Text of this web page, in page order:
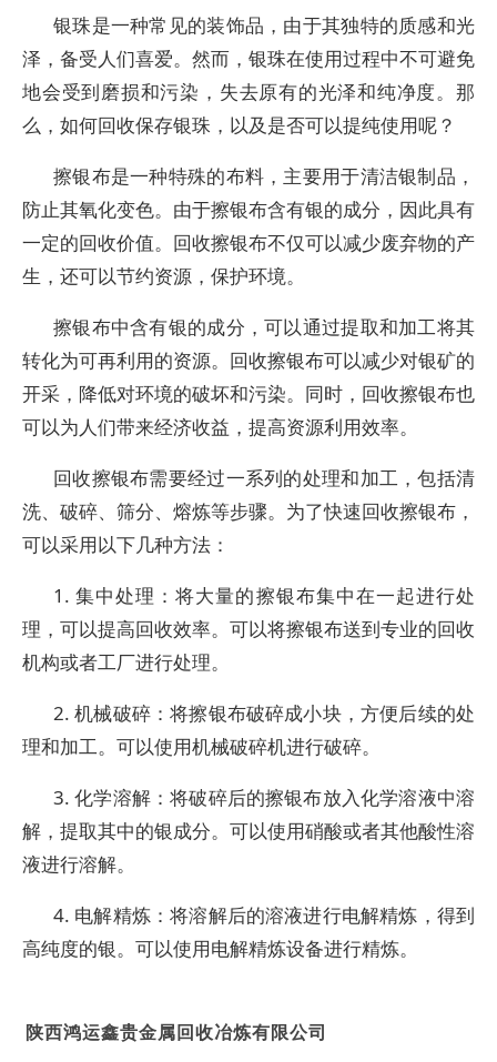
银珠是一种常见的装饰品，由于其独特的质感和光
泽，备受人们喜爱。然而，银珠在使用过程中不可避免
地会受到磨损和污染，失去原有的光泽和纯净度。那
么，如何回收保存银珠，以及是否可以提纯使用呢？
擦银布是一种特殊的布料，主要用于清洁银制品，
防止其氧化变色。由于擦银布含有银的成分，因此具有
一定的回收价值。回收擦银布不仅可以减少废弃物的产
生，还可以节约资源，保护环境。
擦银布中含有银的成分，可以通过提取和加工将其
转化为可再利用的资源。回收擦银布可以减少对银矿的
开采，降低对环境的破坏和污染。同时，回收擦银布也
可以为人们带来经济收益，提高资源利用效率。
回收擦银布需要经过一系列的处理和加工，包括清
洗、破碎、筛分、熔炼等步骤。为了快速回收擦银布，
可以采用以下几种方法：
1. 集中处理：将大量的擦银布集中在一起进行处
理，可以提高回收效率。可以将擦银布送到专业的回收
机构或者工厂进行处理。
2. 机械破碎：将擦银布破碎成小块，方便后续的处
理和加工。可以使用机械破碎机进行破碎。
3. 化学溶解：将破碎后的擦银布放入化学溶液中溶
解，提取其中的银成分。可以使用硝酸或者其他酸性溶
液进行溶解。
4. 电解精炼：将溶解后的溶液进行电解精炼，得到
高纯度的银。可以使用电解精炼设备进行精炼。
陕西鸿运鑫贵金属回收冶炼有限公司